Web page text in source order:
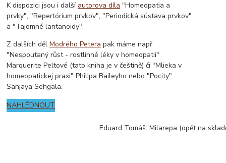
K dispozici jsou i další autorova díla "Homeopatia a
prvky", "Repertórium prvkov", "Periodická sústava prvkov"
a "Tajomné lantanoidy".
Z dalších dělModrého Petera pak máme např
"Nespoutaný růst - rostlinné léky v homeopatii"
Marquerite Peltové (tato kniha je v češtině) či "Mlieka v
homeopatickej praxi" Philipa Baileyho nebo "Pocity"
Sanjaya Sehgala.
NAHLÉDNOUT
Eduard Tomáš: Milarepa (opět na